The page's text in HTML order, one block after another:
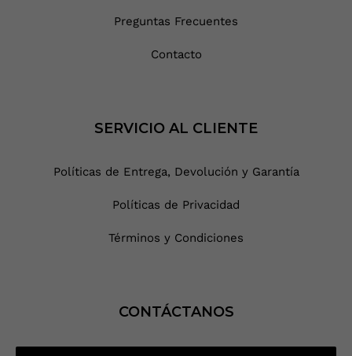
Preguntas Frecuentes
Contacto
SERVICIO AL CLIENTE
Políticas de Entrega, Devolución y Garantía
Políticas de Privacidad
Términos y Condiciones
CONTÁCTANOS